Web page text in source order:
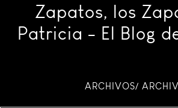
Zapatos, los
Patricia - El Blog
ARCHIVOS/